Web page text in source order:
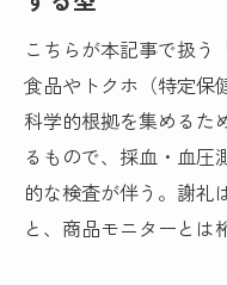
こちらが本記事で扱う
食品やトクホ（特定保
科学的根拠を集めるた
るもので、採血・血圧
的な検査が伴う。謝礼
と、商品モニターとは